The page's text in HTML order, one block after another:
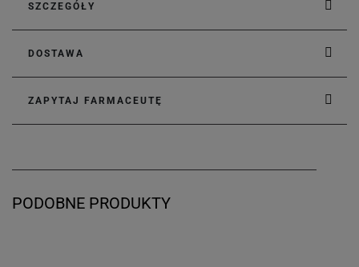
SZCZEGÓŁY
DOSTAWA
ZAPYTAJ FARMACEUTĘ
PODOBNE PRODUKTY